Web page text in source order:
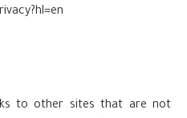
to other sites that are not